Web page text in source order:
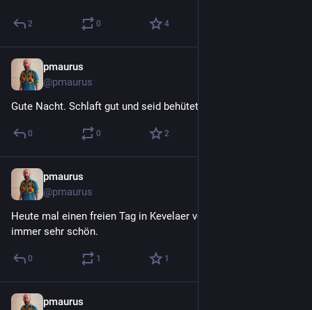
2 0 4
pmaurus
@pmaurus
Gute Nacht. Schlaft gut und seid behütet.
0 0 2
pmaurus
@pmaurus
Heute mal einen freien Tag in Kevelaer verbracht. Es war wie
immer sehr schön.
0 1 1
pmaurus